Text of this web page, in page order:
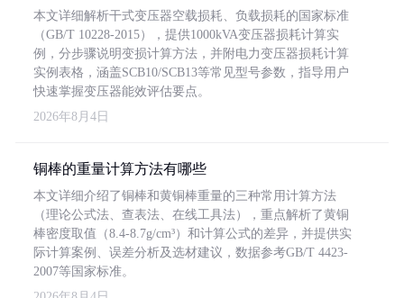
本文详细解析干式变压器空载损耗、负载损耗的国家标准
（GB/T 10228-2015），提供1000kVA变压器损耗计算实
例，分步骤说明变损计算方法，并附电力变压器损耗计算
实例表格，涵盖SCB10/SCB13等常见型号参数，指导用户
快速掌握变压器能效评估要点。
2026年8月4日
铜棒的重量计算方法有哪些
本文详细介绍了铜棒和黄铜棒重量的三种常用计算方法
（理论公式法、查表法、在线工具法），重点解析了黄铜
棒密度取值（8.4-8.7g/cm³）和计算公式的差异，并提供实
际计算案例、误差分析及选材建议，数据参考GB/T 4423-
2007等国家标准。